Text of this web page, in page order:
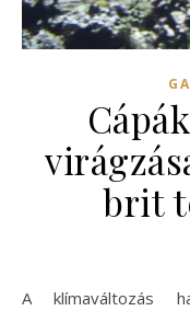
brit
A klímaváltozás hatásai egyre inkább érezhetők